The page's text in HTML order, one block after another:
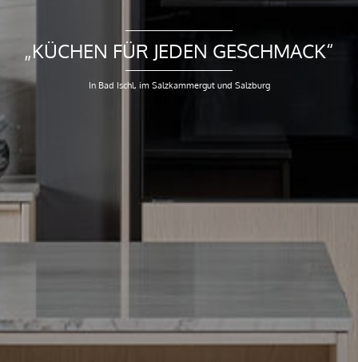
„KÜCHEN FÜR JEDEN GESCHMACK“
In Bad Ischl, im Salzkammergut und Salzburg